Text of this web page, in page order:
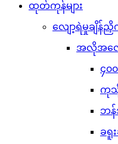
ထုတ်ကုန်များ
လျော့ရဲမှုချိန်
အလိုအလျ
၄၀
ကု
ဘန်
ခရူ